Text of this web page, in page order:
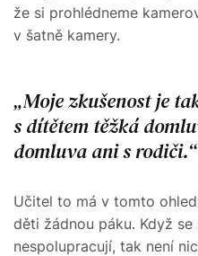
že si prohlédneme
v šatně kamery.
Moje zkušenost je
s dítětem těžká
domluva ani s rodiči.
Učitel to má v tomto
děti žádnou páku. Když
nespolupracují, tak není